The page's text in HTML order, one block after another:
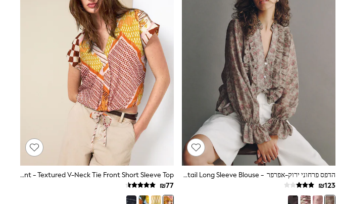
הדפס פרחוני ירוק-אפרפר - Ruffle Detail Long Sleeve Blouse
Orange/Pink Spliced Print - Textured V-Neck Tie Front Short Sleeve Top